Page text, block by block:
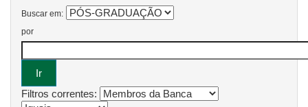
Buscar em:
por
Filtros correntes: